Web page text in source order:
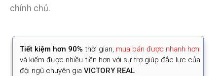
chính chủ.
Tiết kiệm hơn 90% thời gian, mua bán được nhanh hơn
và kiếm được nhiều tiền hơn với sự trợ giúp đắc lực của
đội ngũ chuyên gia VICTORY REAL